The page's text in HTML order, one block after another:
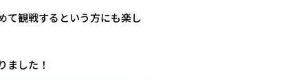
て観戦するという方にも楽し
ました！